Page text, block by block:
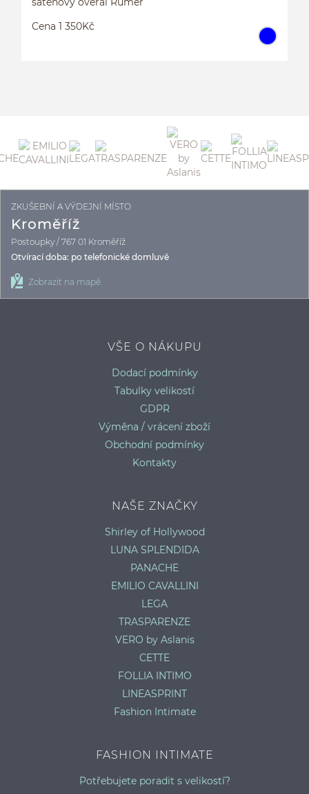
Cena 1 350Kč
ZKUŠEBNÍ A VÝDEJNÍ MÍSTO
Kroměříž
Postoupky / 767 01 Kroměříž
Otvírací doba: po telefonické domluvě
Zobrazit na mapě
VŠE O NÁKUPU
Dodací podmínky
Tabulky velikostí
GDPR
Výměna / vrácení zboží
Obchodní podmínky
Kontakty
NAŠE ZNAČKY
Shirley of Hollywood
LUNA SPLENDIDA
PANACHE
EMILIO CAVALLINI
LEGA
TRASPARENZE
VERO by Aslanis
CETTE
FOLLIA INTIMO
LINEASPRINT
Fashion Intimate
FASHION INTIMATE
Potřebujete poradit s velikostí?